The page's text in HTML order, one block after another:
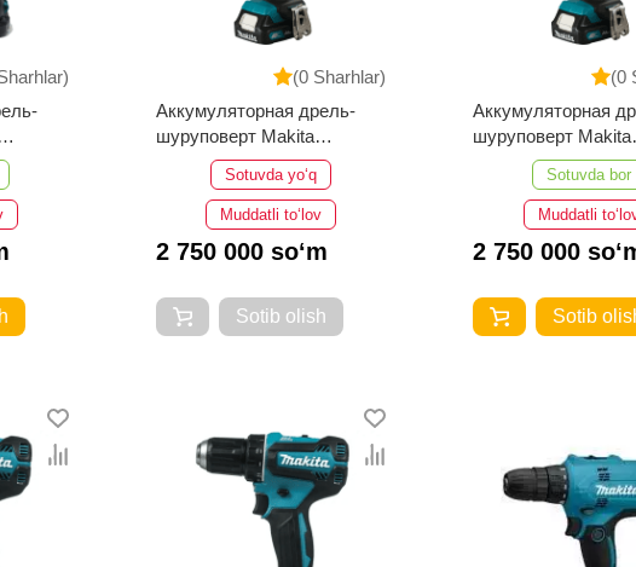
(0 Sharhlar)
Аккумуляторная дрель-
шуруповерт Makita
DF033DWAE
Sotuvda yo‘q
Muddatli to‘lov
2 750 000 so‘m
Sotib olish
(0
Аккумуляторная
шуруповерт Makita
DF033DWAE
Sotuvda bor
Muddatli
2 750 000
Sotib